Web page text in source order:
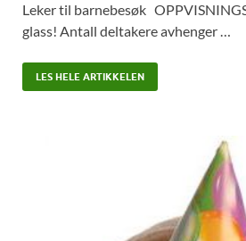
Leker til barnebesøk
glass! Antall deltakere avhenger …
LES HELE ARTIKKELEN